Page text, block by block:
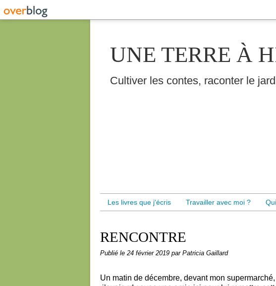
UNE TERRE À
Cultiver les contes, raconter le
Les livres que j'écris Travailler avec moi ?
RENCONTRE
Publié le 24 février 2019 par Patricia Gaillard
Un matin de décembre, devant mon